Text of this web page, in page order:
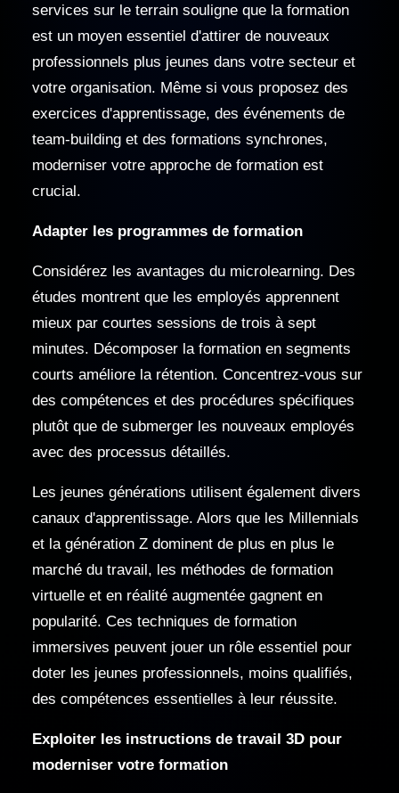
services sur le terrain souligne que la formation
est un moyen essentiel d'attirer de nouveaux
professionnels plus jeunes dans votre secteur et
votre organisation. Même si vous proposez des
exercices d'apprentissage, des événements de
team-building et des formations synchrones,
moderniser votre approche de formation est
crucial.
Adapter les programmes de formation
Considérez les avantages du microlearning. Des
études montrent que les employés apprennent
mieux par courtes sessions de trois à sept
minutes. Décomposer la formation en segments
courts améliore la rétention. Concentrez-vous sur
des compétences et des procédures spécifiques
plutôt que de submerger les nouveaux employés
avec des processus détaillés.
Les jeunes générations utilisent également divers
canaux d'apprentissage. Alors que les Millennials
et la génération Z dominent de plus en plus le
marché du travail, les méthodes de formation
virtuelle et en réalité augmentée gagnent en
popularité. Ces techniques de formation
immersives peuvent jouer un rôle essentiel pour
doter les jeunes professionnels, moins qualifiés,
des compétences essentielles à leur réussite.
Exploiter les instructions de travail 3D pour
moderniser votre formation